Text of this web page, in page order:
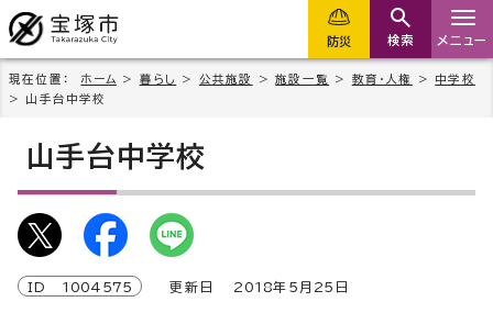
防災 検索 メニュー
現在位置： ホーム > 暮らし > 公共施設 >施設一覧 > 教育・人権 > 中学校
> 山手台中学校
山手台中学校
ID 1004575 更新日 2018年5月 25 日